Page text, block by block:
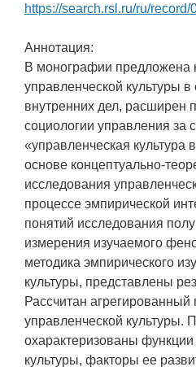
https://search.rsl.ru/ru/
Аннотация:
В монографии предложена
управленческой культуры в
внутренних дел, расширен
социологии управления за
«управленческая
основе концептуально-
исследования
процессе эмпирической
понятий исследования
измерения изучаемого
методика эмпирического
культуры, представлены
Рассчитан агрегированный
управленческой культуры.
охарактеризованы функции
культуры, факторы ее